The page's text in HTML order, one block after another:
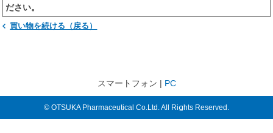
ださい。
買い物を続ける（戻る）
スマートフォン | PC
© OTSUKA Pharmaceutical Co.Ltd. All Rights Reserved.